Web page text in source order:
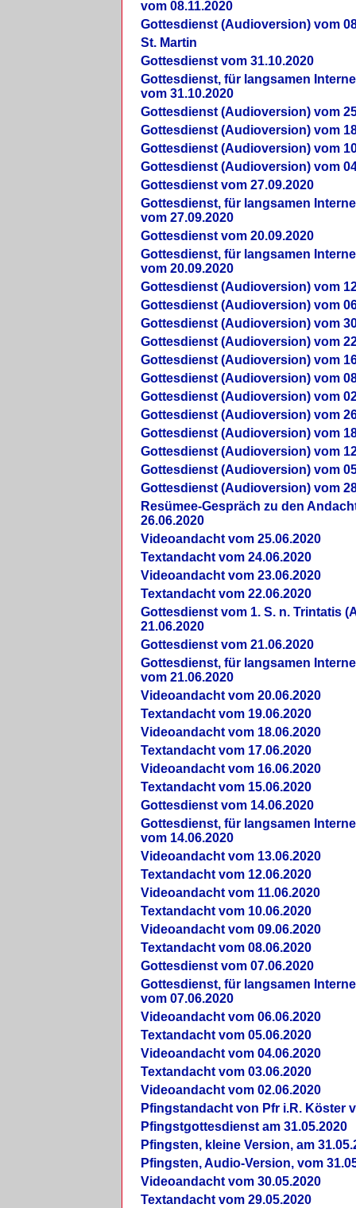
vom 08.11.2020
Gottesdienst (Audioversion) vom
St. Martin
Gottesdienst vom 31.10.2020
Gottesdienst, für langsamen
vom 31.10.2020
Gottesdienst (Audioversion) vom
Gottesdienst (Audioversion) vom
Gottesdienst (Audioversion) vom
Gottesdienst (Audioversion) vom
Gottesdienst vom 27.09.2020
Gottesdienst, für langsamen
vom 27.09.2020
Gottesdienst vom 20.09.2020
Gottesdienst, für langsamen
vom 20.09.2020
Gottesdienst (Audioversion) vom
Gottesdienst (Audioversion) vom
Gottesdienst (Audioversion) vom
Gottesdienst (Audioversion) vom
Gottesdienst (Audioversion) vom
Gottesdienst (Audioversion) vom
Gottesdienst (Audioversion) vom
Gottesdienst (Audioversion) vom
Gottesdienst (Audioversion) vom
Gottesdienst (Audioversion) vom
Gottesdienst (Audioversion) vom
Gottesdienst (Audioversion) vom
Re­sü­mee-Gespräch zu den
26.06.2020
Videoandacht vom 25.06.2020
Textandacht vom 24.06.2020
Videoandacht vom 23.06.2020
Textandacht vom 22.06.2020
Gottesdienst vom 1. S. n. Trintatis
21.06.2020
Gottesdienst vom 21.06.2020
Gottesdienst, für langsamen
vom 21.06.2020
Videoandacht vom 20.06.2020
Textandacht vom 19.06.2020
Videoandacht vom 18.06.2020
Textandacht vom 17.06.2020
Videoandacht vom 16.06.2020
Textandacht vom 15.06.2020
Gottesdienst vom 14.06.2020
Gottesdienst, für langsamen
vom 14.06.2020
Videoandacht vom 13.06.2020
Textandacht vom 12.06.2020
Videoandacht vom 11.06.2020
Textandacht vom 10.06.2020
Videoandacht vom 09.06.2020
Textandacht vom 08.06.2020
Gottesdienst vom 07.06.2020
Gottesdienst, für langsamen
vom 07.06.2020
Videoandacht vom 06.06.2020
Textandacht vom 05.06.2020
Videoandacht vom 04.06.2020
Textandacht vom 03.06.2020
Videoandacht vom 02.06.2020
Pfingstandacht von Pfr i.R. Köster
Pfingstgottesdienst am 31.05.2020
Pfingsten, kleine Version, am
Pfingsten, Audio-Version, vom
Videoandacht vom 30.05.2020
Textandacht vom 29.05.2020